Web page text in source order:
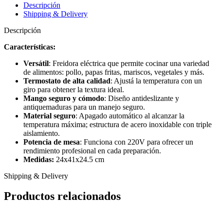
Descripción
Shipping & Delivery
Descripción
Características:
Versátil: Freidora eléctrica que permite cocinar una variedad
de alimentos: pollo, papas fritas, mariscos, vegetales y más.
Termostato de alta calidad: Ajustá la temperatura con un
giro para obtener la textura ideal.
Mango seguro y cómodo: Diseño antideslizante y
antiquemaduras para un manejo seguro.
Material seguro: Apagado automático al alcanzar la
temperatura máxima; estructura de acero inoxidable con triple
aislamiento.
Potencia de mesa: Funciona con 220V para ofrecer un
rendimiento profesional en cada preparación.
Medidas: 24x41x24.5 cm
Shipping & Delivery
Productos relacionados